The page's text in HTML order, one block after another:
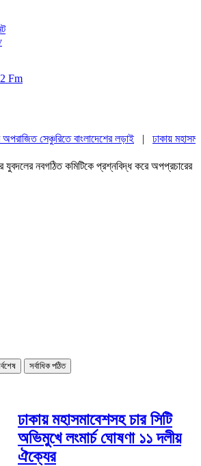
Fm
সেঞ্চুরিতে বাংলাদেশের লড়াই|
ঢাকায়
যুবদলের নবগঠিত কমিটিকে প্রশ্নবিদ্ধ করে অপপ্রচারের
সর্বাধিক পঠিত
ঢাকায় মহাসমাবেশসহ চার সিটি
অভিমুখে লংমার্চ ঘোষণা ১১ দলীয়
ঐক্যের